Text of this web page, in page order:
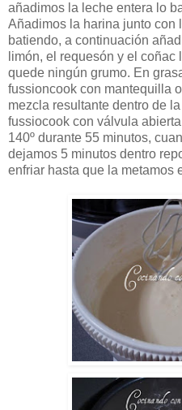
añadimos la leche entera lo
Añadimos la harina junto con
batiendo, a continuación
limón, el requesón y el
quede ningún grumo. En
fussioncook con mantequilla
mezcla resultante dentro de
fussiocook con válvula
140º durante 55 minutos,
dejamos 5 minutos dentro
enfriar hasta que la metamos